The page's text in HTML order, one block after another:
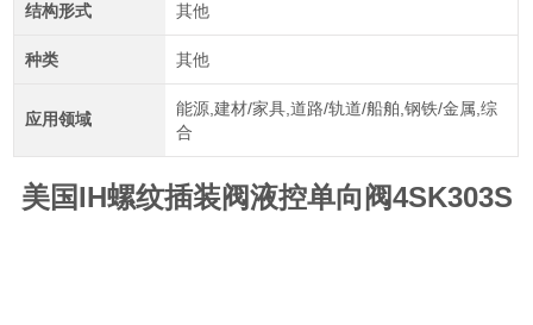
结构形式 其他
种类 其他
应用领域
能源,建材/家具,道路/轨道/船舶,钢铁/金属,综
合
美国IH螺纹插装阀液控单向阀4SK303S